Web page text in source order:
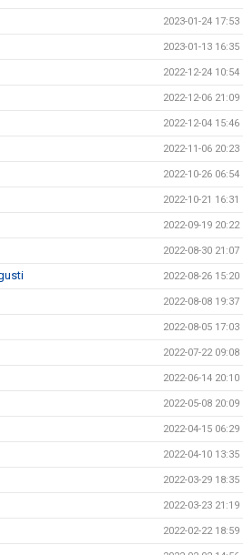
2023-01-24 17:53
2023-01-13 16:35
2022-12-24 10:54
2022-12-06 21:09
2022-12-04 15:46
2022-11-06 20:23
2022-10-26 06:54
2022-10-21 16:31
2022-09-19 20:22
2022-08-30 21:07
2022-08-26 15:20
2022-08-08 19:37
2022-08-05 17:03
2022-07-22 09:08
2022-06-14 20:10
2022-05-08 20:09
2022-04-15 06:29
2022-04-10 13:35
2022-03-29 18:35
2022-03-23 21:19
2022-02-22 18:59